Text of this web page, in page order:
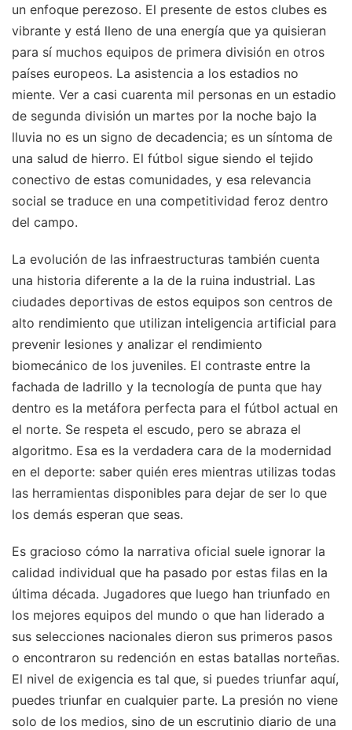
un enfoque perezoso. El presente de estos clubes es
vibrante y está lleno de una energía que ya quisieran
para sí muchos equipos de primera división en otros
países europeos. La asistencia a los estadios no
miente. Ver a casi cuarenta mil personas en un estadio
de segunda división un martes por la noche bajo la
lluvia no es un signo de decadencia; es un síntoma de
una salud de hierro. El fútbol sigue siendo el tejido
conectivo de estas comunidades, y esa relevancia
social se traduce en una competitividad feroz dentro
del campo.
La evolución de las infraestructuras también cuenta
una historia diferente a la de la ruina industrial. Las
ciudades deportivas de estos equipos son centros de
alto rendimiento que utilizan inteligencia artificial para
prevenir lesiones y analizar el rendimiento
biomecánico de los juveniles. El contraste entre la
fachada de ladrillo y la tecnología de punta que hay
dentro es la metáfora perfecta para el fútbol actual en
el norte. Se respeta el escudo, pero se abraza el
algoritmo. Esa es la verdadera cara de la modernidad
en el deporte: saber quién eres mientras utilizas todas
las herramientas disponibles para dejar de ser lo que
los demás esperan que seas.
Es gracioso cómo la narrativa oficial suele ignorar la
calidad individual que ha pasado por estas filas en la
última década. Jugadores que luego han triunfado en
los mejores equipos del mundo o que han liderado a
sus selecciones nacionales dieron sus primeros pasos
o encontraron su redención en estas batallas norteñas.
El nivel de exigencia es tal que, si puedes triunfar aquí,
puedes triunfar en cualquier parte. La presión no viene
solo de los medios, sino de un escrutinio diario de una